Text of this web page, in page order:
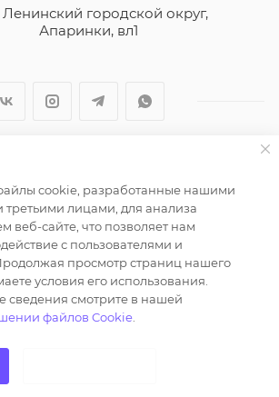
городской округ,
Апаринки, вл1
ООО "Вайт Текстиль групп"
на сайте носит справочный
является публичной офертой
положениями пункта 2 статьи 437
кодекса Российской Федерации.
материалов, опубликованных
milena.ru, допустимо только при
разрешения редакции и
ссылки на https://opt-milena.ru
cookie, разработанные нашими
третьими лицами, для анализа
веб-сайте, что позволяет нам
с пользователями и
просмотр страниц нашего
условия его использования.
сведения смотрите в нашей
файлов Cookie